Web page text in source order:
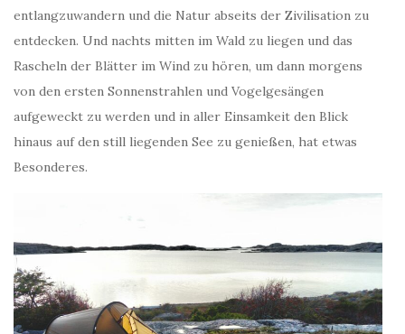
entlangzuwandern und die Natur abseits der Zivilisation zu
entdecken. Und nachts mitten im Wald zu liegen und das
Rascheln der Blätter im Wind zu hören, um dann morgens
von den ersten Sonnenstrahlen und Vogelgesängen
aufgeweckt zu werden und in aller Einsamkeit den Blick
hinaus auf den still liegenden See zu genießen, hat etwas
Besonderes.